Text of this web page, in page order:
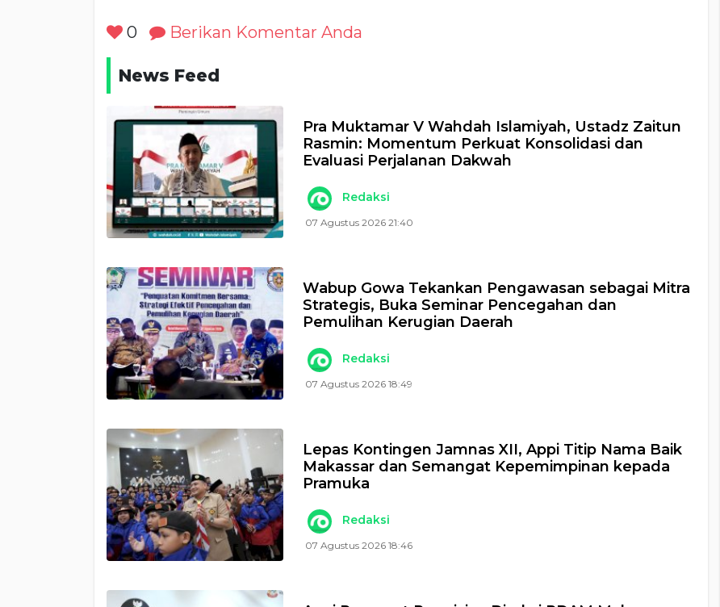
0 Berikan Komentar Anda
News Feed
Pra Muktamar V Wahdah Islamiyah, Ustadz Zaitun
Rasmin: Momentum Perkuat Konsolidasi dan
Evaluasi Perjalanan Dakwah
Redaksi
07 Agustus 2026 21:40
Wabup Gowa Tekankan Pengawasan sebagai Mitra
Strategis, Buka Seminar Pencegahan dan
Pemulihan Kerugian Daerah
Redaksi
07 Agustus 2026 18:49
Lepas Kontingen Jamnas XII, Appi Titip Nama Baik
Makassar dan Semangat Kepemimpinan kepada
Pramuka
Redaksi
07 Agustus 2026 18:46